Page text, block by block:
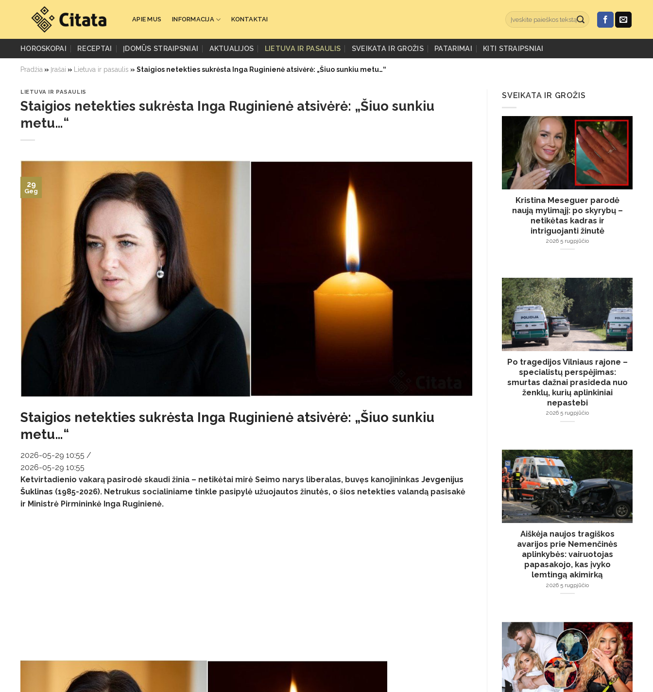
APIE MUS INFORMACIJA KONTAKTAI
HOROSKOPAI RECEPTAI ĮDOMŪS STRAIPSNIAI AKTUALIJOS LIETUVA IR PASAULIS SVEIKATA IR GROŽIS PATARIMAI KITI STRAIPSNIAI
Pradžia » Įrašai » Lietuva ir pasaulis » Staigios netekties sukrėsta Inga Ruginienė atsivėrė: „Šiuo sunkiu metu…“
LIETUVA IR PASAULIS
Staigios netekties sukrėsta Inga Ruginienė atsivėrė: „Šiuo sunkiu
metu…“
29
Geg
Staigios netekties sukrėsta Inga Ruginienė atsivėrė: „Šiuo sunkiu
metu…“
2026-05-29 10:55 /
2026-05-29 10:55
Ketvirtadienio vakarą pasirodė skaudi žinia – netikėtai mirė Seimo narys liberalas, buvęs kanojininkas Jevgenijus
Šuklinas (1985-2026). Netrukus socialiniame tinkle pasipylė užuojautos žinutės, o šios netekties valandą pasisakė
ir Ministrė Pirmininkė Inga Ruginienė.
SVEIKATA IR GROŽIS
Kristina Meseguer parodė
naują mylimąjį: po skyrybų –
netikėtas kadras ir
intriguojanti žinutė
2026 5 rugpjūčio
Po tragedijos Vilniaus rajone –
specialistų perspėjimas:
smurtas dažnai prasideda nuo
ženklų, kurių aplinkiniai
nepastebi
2026 5 rugpjūčio
Aiškėja naujos tragiškos
avarijos prie Nemenčinės
aplinkybės: vairuotojas
papasakojo, kas įvyko
lemtingą akimirką
2026 5 rugpjūčio